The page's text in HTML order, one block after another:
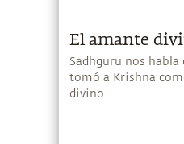
El amante
Sadhguru nos
tomó a Krishna
divino.